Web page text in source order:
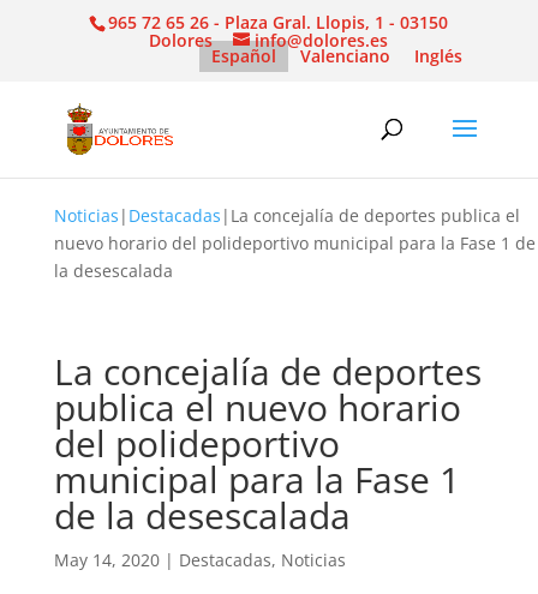
965 72 65 26 - Plaza Gral. Llopis, 1 - 03150
Dolores info@dolores.es
Español Valenciano Inglés
Noticias | Destacadas | La concejalía de deportes publica el
nuevo horario del polideportivo municipal para la Fase 1 de
la desescalada
La concejalía de deportes
publica el nuevo horario
del polideportivo
municipal para la Fase 1
de la desescalada
May 14, 2020| Destacadas, Noticias